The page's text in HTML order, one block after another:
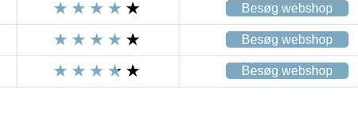
Besøg webshop
Besøg webshop
Besøg webshop